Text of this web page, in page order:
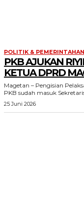
POLITIK & PEMERINTAHAN
PKB AJUKAN
KETUA DPRD
Magetan – Pengisian
PKB sudah masuk
25 Juni 2026